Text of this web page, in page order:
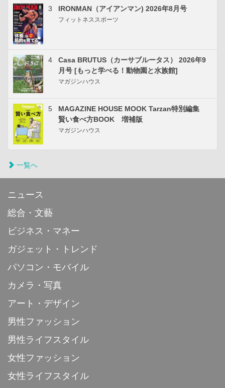
3 IRONMAN（アイアンマン) 2026年8月号
フィットネススポーツ
4
Casa BRUTUS（カーサブルータス） 2026年9
月号 [もっと学べる！動物園と水族館]
マガジンハウス
5
MAGAZINE HOUSE MOOK Tarzan特別編集
賢い食べ方BOOK 増補版
マガジンハウス
一覧へ
ニュース
総合・文藝
ビジネス・マネー
ガジェット・トレンド
パソコン・モバイル
カメラ・写真
アート・デザイン
男性ファッション
男性ライフスタイル
女性ファッション
女性ライフスタイル